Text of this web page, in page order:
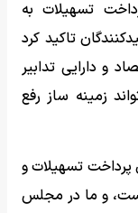
تسهیلات به
تاکید کرد
و دارایی تدابیر
زمینه ساز رفع
تسهیلات و
و ما در مجلس